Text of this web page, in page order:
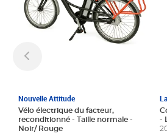
Nouvelle Attitude
Vélo électrique du facteur,
reconditionné - Taille normale -
Noir/ Rouge
-